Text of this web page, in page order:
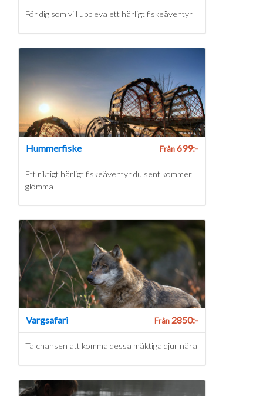
För dig som vill uppleva ett härligt fiskeäventyr
Hummerfiske Från699:-
Ett riktigt härligt fiskeäventyr du sent kommer
glömma
Vargsafari Från2850:-
Ta chansen att komma dessa mäktiga djur nära